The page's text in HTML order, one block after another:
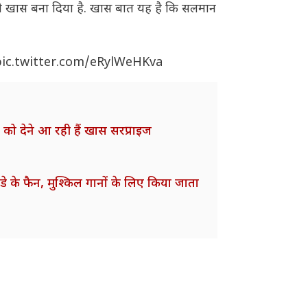
खास बना दिया है. खास बात यह है कि सलमान
eRylWeHKva
को देने आ रही हैं खास सरप्राइज
के फैन, मुश्किल गानों के लिए किया जाता